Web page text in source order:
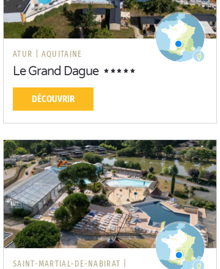
ATUR | AQUITAINE
Le Grand Dague
DÉCOUVRIR
SAINT-MARTIAL-DE-NABIRAT |